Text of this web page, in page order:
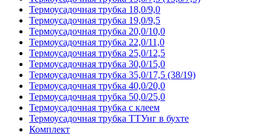
Термоусадочная трубка 18,0/9,0
Термоусадочная трубка 19,0/9,5
Термоусадочная трубка 20,0/10,0
Термоусадочная трубка 22,0/11,0
Термоусадочная трубка 25,0/12,5
Термоусадочная трубка 30,0/15,0
Термоусадочная трубка 35,0/17,5 (38/19)
Термоусадочная трубка 40,0/20,0
Термоусадочная трубка 50,0/25,0
Термоусадочная трубка с клеем
Термоусадочная трубка ТТУнг в бухте
Комплект